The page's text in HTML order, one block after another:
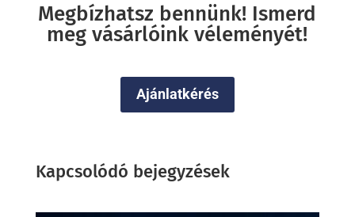
Megbízhatsz bennünk! Ismerd
meg vásárlóink véleményét!
Ajánlatkérés
Kapcsolódó bejegyzések